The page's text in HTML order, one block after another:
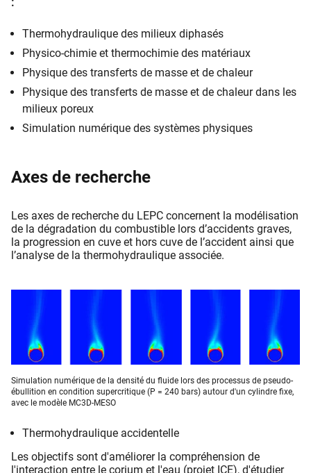
Thermohydraulique des milieux diphasés
Physico-chimie et thermochimie des matériaux
Physique des transferts de masse et de chaleur
Physique des transferts de masse et de chaleur dans les
milieux poreux
Simulation numérique des systèmes physiques
Axes de recherche
Les axes de recherche du LEPC concernent la modélisation
de la dégradation du combustible lors d’accidents graves,
la progression en cuve et hors cuve de l’accident ainsi que
l’analyse de la thermohydraulique associée.
Simulation numérique de la densité du fluide lors des processus de pseudo-
ébullition en condition supercritique (P = 240 bars) autour d'un cylindre fixe,
avec le modèle MC3D-MESO
Thermohydraulique accidentelle
Les objectifs sont d'améliorer la compréhension de
l'interaction entre le corium et l'eau (projet ICE), d'étudier